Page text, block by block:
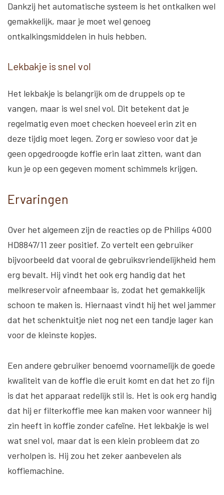
Dankzij het automatische systeem is het ontkalken wel
gemakkelijk, maar je moet wel genoeg
ontkalkingsmiddelen in huis hebben.
Lekbakje is snel vol
Het lekbakje is belangrijk om de druppels op te
vangen, maar is wel snel vol. Dit betekent dat je
regelmatig even moet checken hoeveel erin zit en
deze tijdig moet legen. Zorg er sowieso voor dat je
geen opgedroogde koffie erin laat zitten, want dan
kun je op een gegeven moment schimmels krijgen.
Ervaringen
Over het algemeen zijn de reacties op de Philips 4000
HD8847/11 zeer positief. Zo vertelt een gebruiker
bijvoorbeeld dat vooral de gebruiksvriendelijkheid hem
erg bevalt. Hij vindt het ook erg handig dat het
melkreservoir afneembaar is, zodat het gemakkelijk
schoon te maken is. Hiernaast vindt hij het wel jammer
dat het schenktuitje niet nog net een tandje lager kan
voor de kleinste kopjes.
Een andere gebruiker benoemd voornamelijk de goede
kwaliteit van de koffie die eruit komt en dat het zo fijn
is dat het apparaat redelijk stil is. Het is ook erg handig
dat hij er filterkoffie mee kan maken voor wanneer hij
zin heeft in koffie zonder cafeïne. Het lekbakje is wel
wat snel vol, maar dat is een klein probleem dat zo
verholpen is. Hij zou het zeker aanbevelen als
koffiemachine.